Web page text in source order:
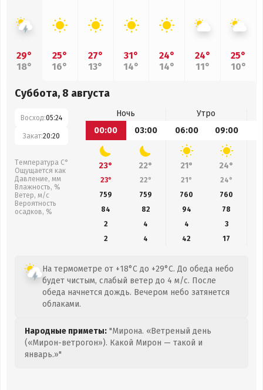
29°
18°
25°
16°
27°
13°
31°
14°
24°
14°
24°
11°
25°
10°
Суббота, 8 августа
Восход:05:24
Закат:20:20
Температура С°
Ощущается как
Давление, мм
Влажность, %
Ветер, м/с
Вероятность
осадков, %
Ночь
Утро
00:00
03:00 06:00 09:00
23° 22° 21° 24°
23° 22° 21° 24°
759
759 760 760
84
82 94 78
2
4 4
3
2
4 42 17
На термометре от +18°C до +29°C. До обеда небо
будет чистым, слабый ветер до 4 м/с. После
обеда начнется дождь. Вечером небо затянется
облаками.
Народные приметы: "Мирона. «Ветреный день
(«Мирон-ветрогон»). Какой Мирон — такой и
январь.»"